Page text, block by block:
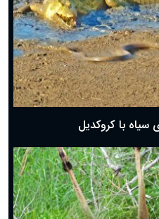
سیاه با کروکدیل